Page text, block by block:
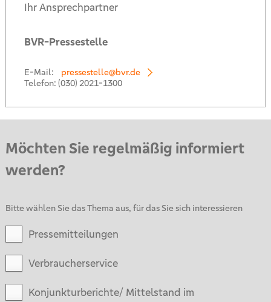
Ihr Ansprechpartner
BVR-Pressestelle
E-Mail:
pressestelle@bvr.de
Telefon: (030) 2021-1300
Möchten Sie regelmäßig informiert
werden?
Bitte wählen Sie das Thema aus, für das Sie sich interessieren
Pressemitteilungen
Verbraucherservice
Konjunkturberichte/ Mittelstand im